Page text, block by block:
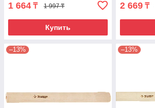
1 664 ₸ 1 997 ₸
Купить
2 669 ₸
–13% –13%